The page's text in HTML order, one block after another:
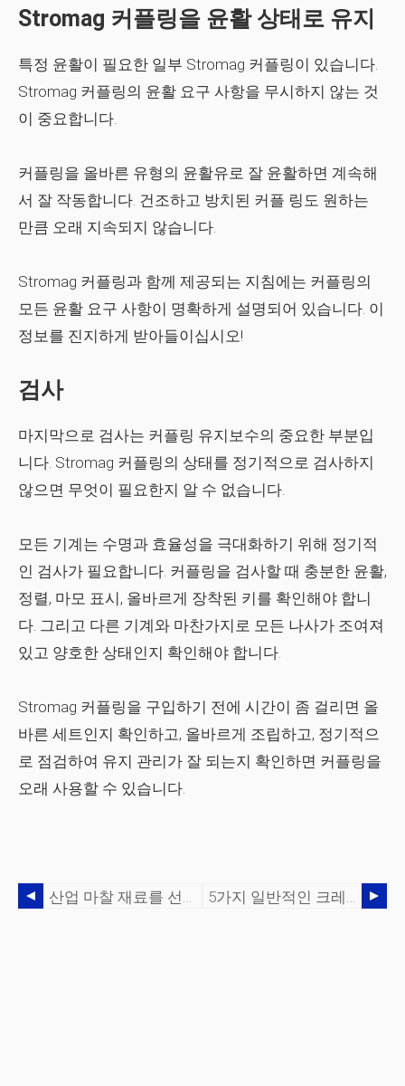
Stromag 커플링을 윤활 상태로 유지
특정 윤활이 필요한 일부 Stromag 커플링이 있습니다.
Stromag 커플링의 윤활 요구 사항을 무시하지 않는 것
이 중요합니다.
커플링을 올바른 유형의 윤활유로 잘 윤활하면 계속해
서 잘 작동합니다. 건조하고 방치된 커플 링도 원하는
만큼 오래 지속되지 않습니다.
Stromag 커플링과 함께 제공되는 지침에는 커플링의
모든 윤활 요구 사항이 명확하게 설명되어 있습니다. 이
정보를 진지하게 받아들이십시오!
검사
마지막으로 검사는 커플링 유지보수의 중요한 부분입
니다. Stromag 커플링의 상태를 정기적으로 검사하지
않으면 무엇이 필요한지 알 수 없습니다.
모든 기계는 수명과 효율성을 극대화하기 위해 정기적
인 검사가 필요합니다. 커플링을 검사할 때 충분한 윤활,
정렬, 마모 표시, 올바르게 장착된 키를 확인해야 합니
다. 그리고 다른 기계와 마찬가지로 모든 나사가 조여져
있고 양호한 상태인지 확인해야 합니다.
Stromag 커플링을 구입하기 전에 시간이 좀 걸리면 올
바른 세트인지 확인하고, 올바르게 조립하고, 정기적으
로 점검하여 유지 관리가 잘 되는지 확인하면 커플링을
오래 사용할 수 있습니다.
산업 마찰 재료를 선택하는 방법 5가지 일반적인 크레인 위험과 이를 피하는 방법